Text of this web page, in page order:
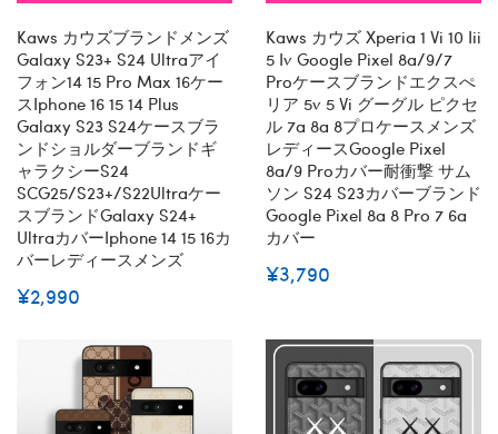
Kaws カウズブランドメンズ
Galaxy S23+ S24 Ultraアイ
フォン14 15 Pro Max 16ケー
スiphone 16 15 14 Plus
Galaxy S23 S24ケースブラ
ンドショルダーブランドギ
ャラクシーs24
SCG25/S23+/S22Ultraケー
スブランドgalaxy S24+
Ultraカバーiphone 14 15 16カ
バーレディースメンズ
¥2,990
Kaws カウズ Xperia 1 Vi 10 Iii
5 Iv Google Pixel 8a/9/7
Proケースブランドエクスぺ
リア 5v 5 Vi グーグル ピクセ
ル 7a 8a 8プロケースメンズ
レディースGoogle Pixel
8a/9 Proカバー耐衝撃 サム
ソン S24 S23カバーブランド
Google Pixel 8a 8 Pro 7 6a
カバー
¥3,790